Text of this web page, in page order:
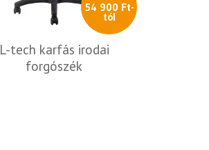
54 900 Ft-
tól
L-tech karfás irodai
forgószék